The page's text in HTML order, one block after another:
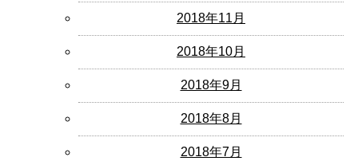
2018年11月
2018年10月
2018年9月
2018年8月
2018年7月